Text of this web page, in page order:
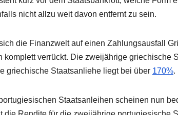
nicht allzu weit davon entfernt zu sein.
die Finanzwelt auf einen Zahlungsausfall
komplett verrückt. Die zweijährige griechische
griechische Staatsanliehe liegt bei über 170%.
Staatsanleihen scheinen nun